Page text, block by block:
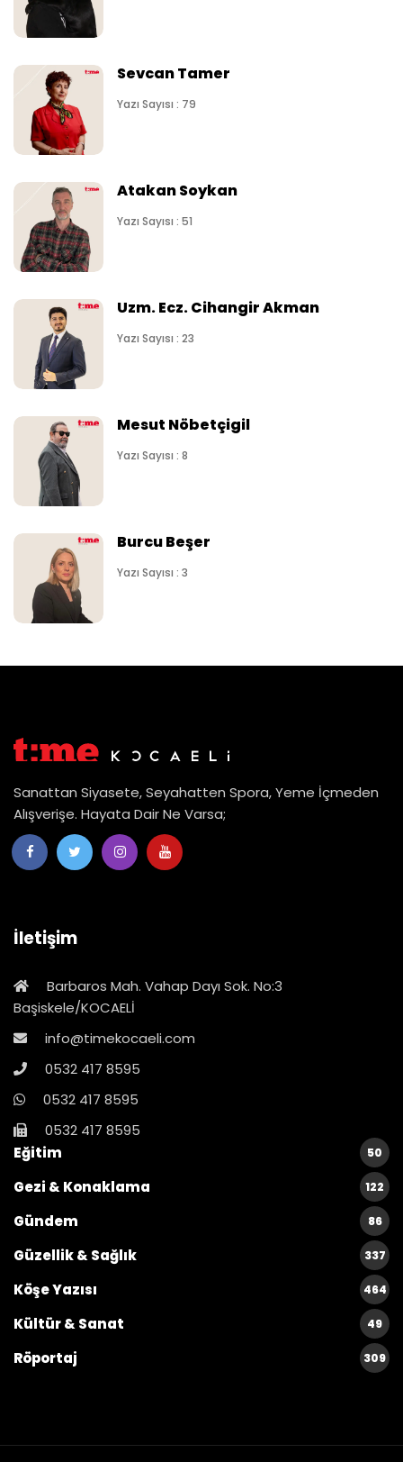
Sevcan Tamer
Yazı Sayısı : 79
Atakan Soykan
Yazı Sayısı : 51
Uzm. Ecz. Cihangir Akman
Yazı Sayısı : 23
Mesut Nöbetçigil
Yazı Sayısı : 8
Burcu Beşer
Yazı Sayısı : 3
Sanattan Siyasete, Seyahatten Spora, Yeme İçmeden
Alışverişe. Hayata Dair Ne Varsa;
İletişim
Barbaros Mah. Vahap Dayı Sok. No:3
Başiskele/KOCAELİ
info@timekocaeli.com
0532 417 8595
0532 417 8595
0532 417 8595
Eğitim
50
Gezi & Konaklama 122
Gündem 86
Güzellik & Sağlık 337
Köşe Yazısı 464
Kültür & Sanat 49
Röportaj 309